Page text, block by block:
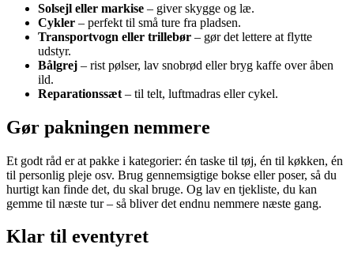
Solsejl eller markise – giver skygge og læ.
Cykler – perfekt til små ture fra pladsen.
Transportvogn eller trillebør – gør det lettere at flytte
udstyr.
Bålgrej – rist pølser, lav snobrød eller bryg kaffe over åben
ild.
Reparationssæt – til telt, luftmadras eller cykel.
Gør pakningen nemmere
Et godt råd er at pakke i kategorier: én taske til tøj, én til køkken, én
til personlig pleje osv. Brug gennemsigtige bokse eller poser, så du
hurtigt kan finde det, du skal bruge. Og lav en tjekliste, du kan
gemme til næste tur – så bliver det endnu nemmere næste gang.
Klar til eventyret